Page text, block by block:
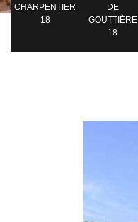
CHARPENTIER
18
DE
GOUTTIÈRE
18